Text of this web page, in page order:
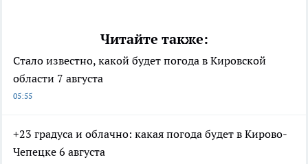
Читайте также:
Стало известно, какой будет погода в Кировской
области 7 августа
05:55
+23 градуса и облачно: какая погода будет в Кирово-
Чепецке 6 августа